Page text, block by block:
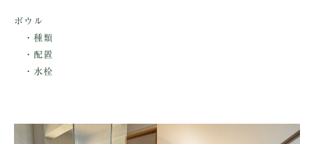
ボウル
・種類
・配置
・水栓